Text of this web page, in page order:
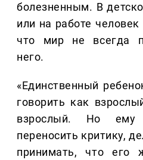
болезненным. В
или на работе человек
что мир не всегда
него.
«Единственный
говорить как
взрослый. Но ему
переносить критику,
принимать, что его